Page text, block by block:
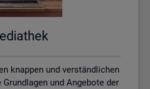
knappen und verständlichen
und Angebote der